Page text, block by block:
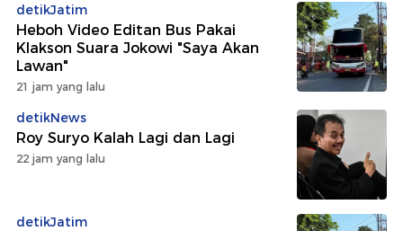
detikJatim
Heboh Video Editan Bus Pakai
Klakson Suara Jokowi "Saya Akan
Lawan"
21 jam yang lalu
detikNews
Roy Suryo Kalah Lagi dan Lagi
22 jam yang lalu
detikJatim